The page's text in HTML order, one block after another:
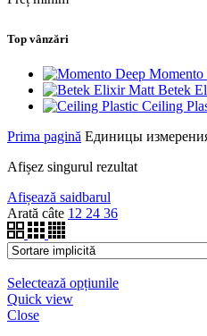
Top vânzări
Momento
Betek
Ceiling
Prima pagină Единицы
Afișez singurul rezultat
Afișează saidbarul
Arată câte 12 24 36
Selectează opțiunile
Quick view
Close